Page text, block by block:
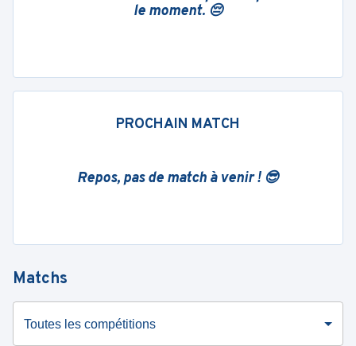
le moment. 😔
PROCHAIN MATCH
Repos, pas de match à venir ! 😎
Matchs
Toutes les compétitions